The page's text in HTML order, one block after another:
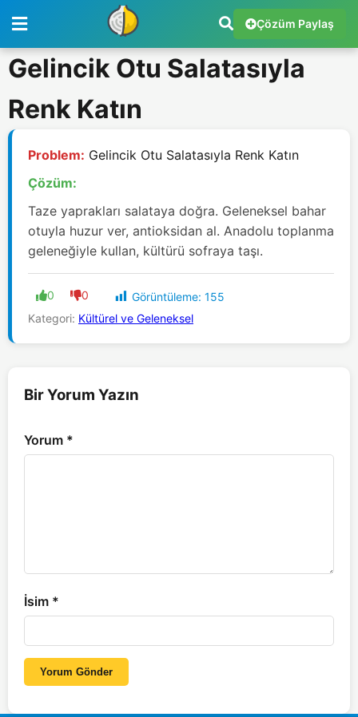
Çözüm Paylaş
Gelincik Otu Salatasıyla
Renk Katın
Problem: Gelincik Otu Salatasıyla Renk Katın
Çözüm:
Taze yaprakları salataya doğra. Geleneksel bahar
otuyla huzur ver, antioksidan al. Anadolu toplanma
geleneğiyle kullan, kültürü sofraya taşı.
0 0 Görüntüleme: 155
Kategori: Kültürel ve Geleneksel
Bir Yorum Yazın
Yorum *
İsim *
Yorum Gönder